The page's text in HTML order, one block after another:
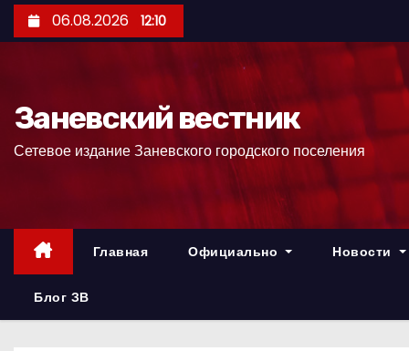
е
р
06.08.2026 12:10
Заневский вестник
Сетевое издание Заневского городского поселения
Главная Официально Новости
Блог ЗВ